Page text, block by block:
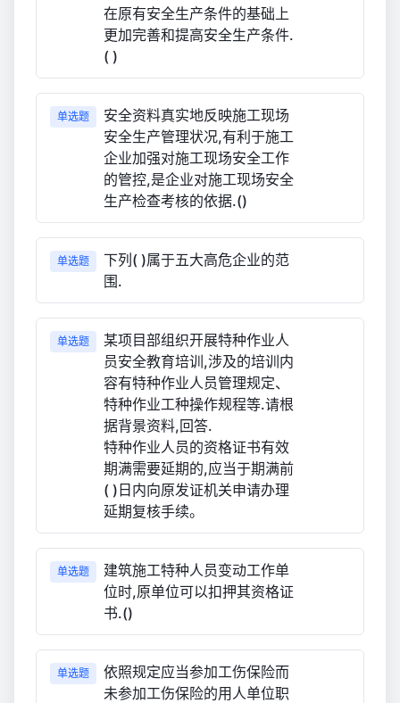
在原有安全生产条件的基础上
更加完善和提高安全生产条件.
( )
单选题
安全资料真实地反映施工现场
安全生产管理状况,有利于施工
企业加强对施工现场安全工作
的管控,是企业对施工现场安全
生产检查考核的依据.()
单选题
下列( )属于五大高危企业的范
围.
单选题
某项目部组织开展特种作业人
员安全教育培训,涉及的培训内
容有特种作业人员管理规定、
特种作业工种操作规程等.请根
据背景资料,回答.
特种作业人员的资格证书有效
期满需要延期的,应当于期满前
( )日内向原发证机关申请办理
延期复核手续。
单选题
建筑施工特种人员变动工作单
位时,原单位可以扣押其资格证
书.()
单选题
依照规定应当参加工伤保险而
未参加工伤保险的用人单位职